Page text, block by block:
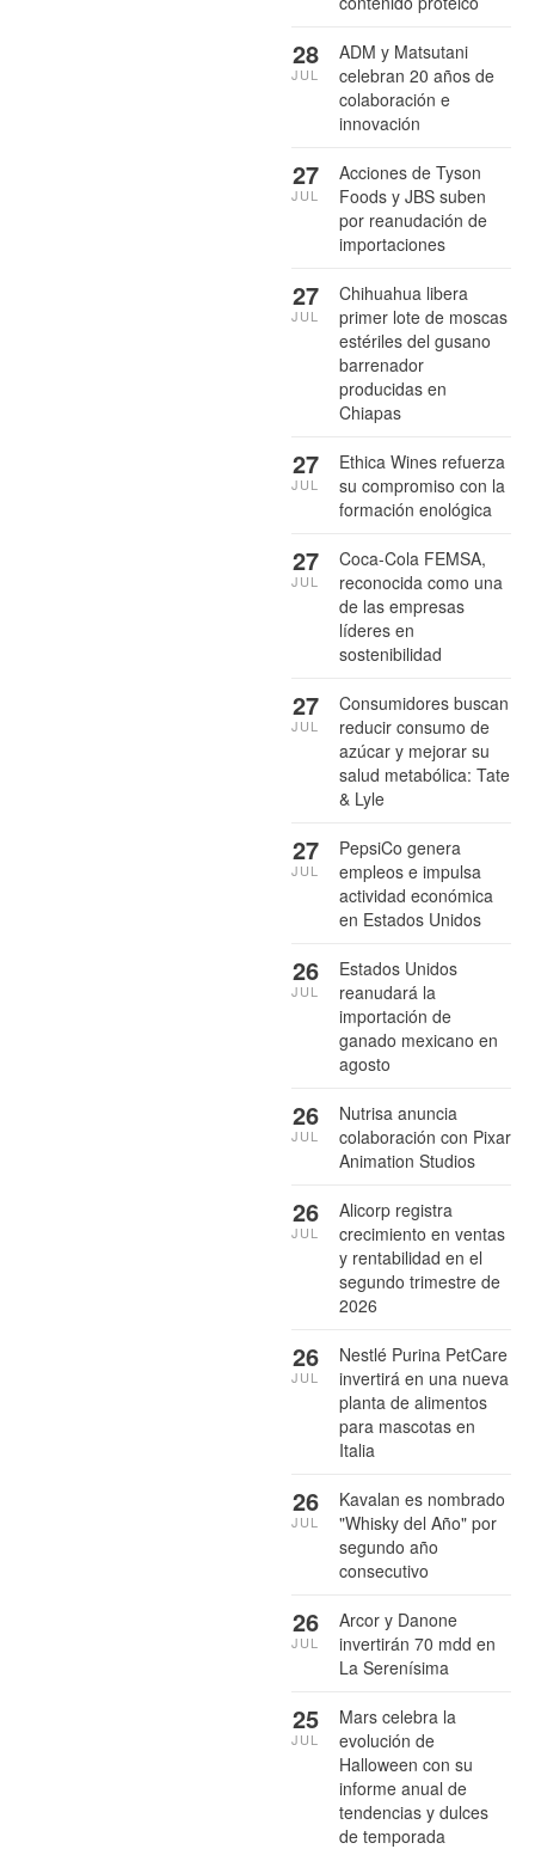
ADM y Matsutani
celebran 20 años de
colaboración e
innovación
28
JUL
Acciones de Tyson
Foods y JBS suben
por reanudación de
importaciones
27
JUL
Chihuahua libera
primer lote de moscas
estériles del gusano
barrenador
producidas en
Chiapas
27
JUL
Ethica Wines refuerza
su compromiso con la
formación enológica
27
JUL
Coca-Cola FEMSA,
reconocida como una
de las empresas
líderes en
sostenibilidad
27
JUL
Consumidores buscan
reducir consumo de
azúcar y mejorar su
salud metabólica: Tate
& Lyle
27
JUL
PepsiCo genera
empleos e impulsa
actividad económica
en Estados Unidos
27
JUL
Estados Unidos
reanudará la
importación de
ganado mexicano en
agosto
26
JUL
Nutrisa anuncia
colaboración con Pixar
Animation Studios
26
JUL
Alicorp registra
crecimiento en ventas
y rentabilidad en el
segundo trimestre de
2026
26
JUL
Nestlé Purina PetCare
invertirá en una nueva
planta de alimentos
para mascotas en
Italia
26
JUL
Kavalan es nombrado
"Whisky del Año" por
segundo año
consecutivo
26
JUL
Arcor y Danone
invertirán 70 mdd en
La Serenísima
26
JUL
Mars celebra la
evolución de
Halloween con su
informe anual de
tendencias y dulces
de temporada
25
JUL